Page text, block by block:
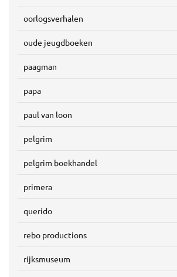
oorlogsverhalen
oude jeugdboeken
paagman
papa
paul van loon
pelgrim
pelgrim boekhandel
primera
querido
rebo productions
rijksmuseum